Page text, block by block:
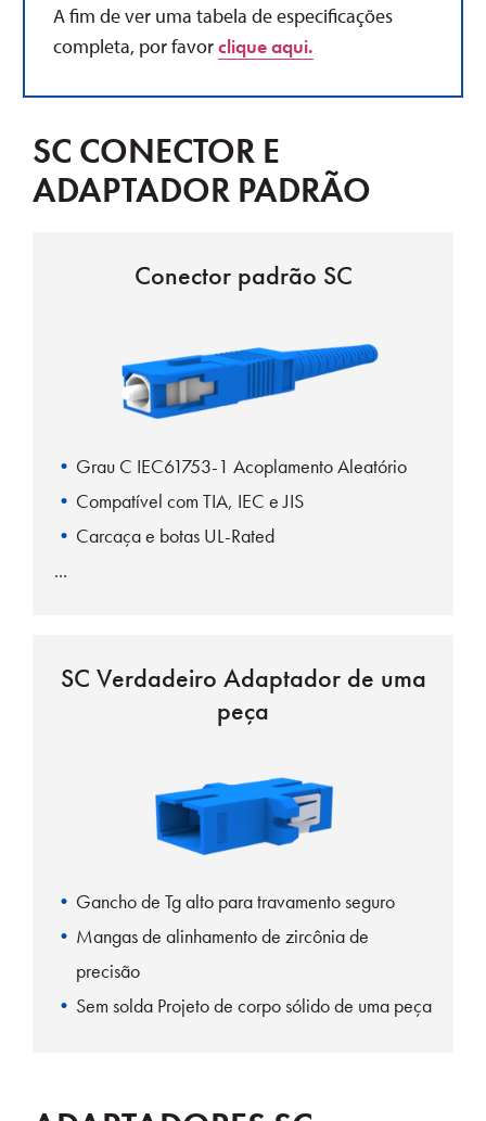
A fim de ver uma tabela de especificações
completa, por favorclique aqui.
SC CONECTOR E
ADAPTADOR PADRÃO
Conector padrão SC
Grau C IEC61753-1 Acoplamento Aleatório
Compatível com TIA, IEC e JIS
Carcaça e botas UL-Rated
SC Verdadeiro Adaptador de uma
peça
Gancho de Tg alto para travamento seguro
Mangas de alinhamento de zircônia de
precisão
Sem solda Projeto de corpo sólido de uma peça